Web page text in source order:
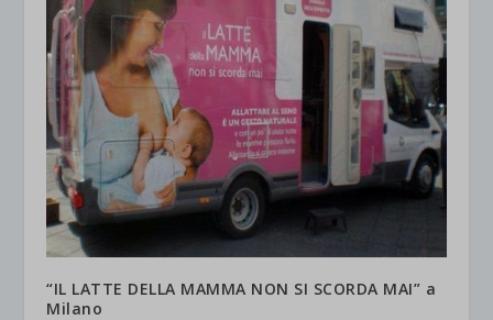
“IL LATTE DELLA MAMMA NON SI SCORDA MAI” a
Milano